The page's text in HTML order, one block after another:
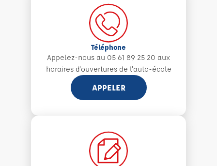
Téléphone
Appelez-nous au 05 61 89 25 20 aux
horaires d'ouvertures de l'auto-école
APPELER